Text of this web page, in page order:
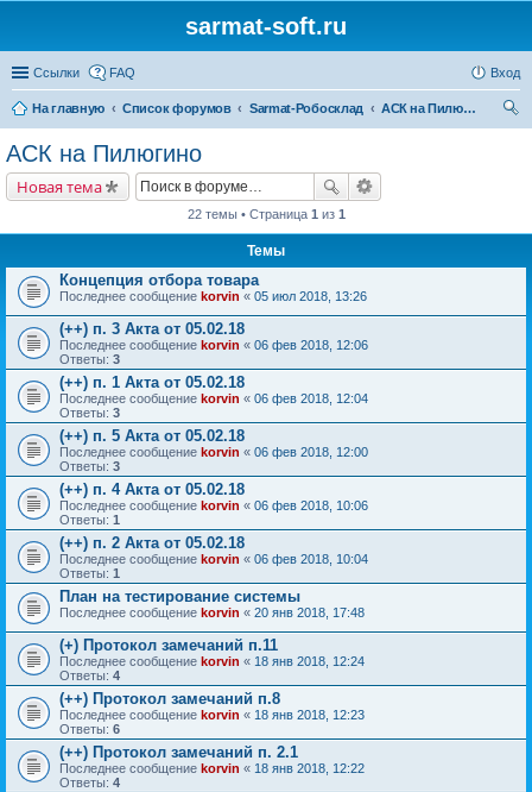
sarmat-soft.ru
Ссылки FAQ Вход
На главную Список форумов Sarmat-Робосклад
АСК на Пилюгино
АСК на Пилюгино
Новая тема
22 темы • Страница 1 из 1
Темы
Концепция отбора товара
Последнее сообщение korvin « 05 июл 2018, 13:26
(++) п. 3 Акта от 05.02.18
Последнее сообщение korvin « 06 фев 2018, 12:06
Ответы: 3
(++) п. 1 Акта от 05.02.18
Последнее сообщение korvin « 06 фев 2018, 12:04
Ответы: 3
(++) п. 5 Акта от 05.02.18
Последнее сообщение korvin « 06 фев 2018, 12:00
Ответы: 3
(++) п. 4 Акта от 05.02.18
Последнее сообщение korvin « 06 фев 2018, 10:06
Ответы: 1
(++) п. 2 Акта от 05.02.18
Последнее сообщение korvin « 06 фев 2018, 10:04
Ответы: 1
План на тестирование системы
Последнее сообщение korvin « 20 янв 2018, 17:48
(+) Протокол замечаний п.11
Последнее сообщение korvin « 18 янв 2018, 12:24
Ответы: 4
(++) Протокол замечаний п.8
Последнее сообщение korvin « 18 янв 2018, 12:23
Ответы: 6
(++) Протокол замечаний п. 2.1
Последнее сообщение korvin « 18 янв 2018, 12:22
Ответы: 4